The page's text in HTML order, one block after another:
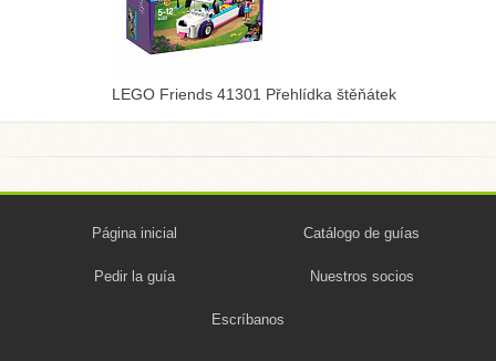
LEGO Friends 41301 Přehlídka štěňátek
Página inicial Catálogo de guías
Pedir la guía Nuestros socios
Escríbanos